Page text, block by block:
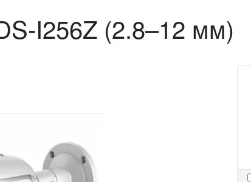
I256Z (2.8–12 мм)